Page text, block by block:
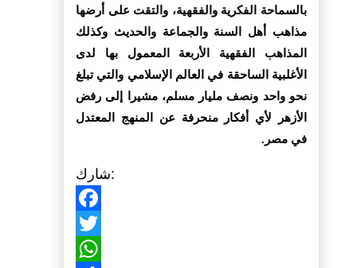
بالسماحة الفكرية والفقهية، والتقت على أرضها
مذاهب أهل السنة والجماعة والحديث وكذلك
المذاهب الفقهية الأربعة المعمول بها لدى
الأغلبية الساحقة في العالم الإسلامي والتي تبلغ
نحو واحد ونصف مليار مسلم، مشيرا إلى رفض
الأزهر لأي أفكار منحرفة عن المنهج المعتدل
في مصر.
شارك:
Facebook
Twitter